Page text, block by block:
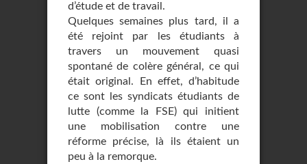
d’étude et de travail.
Quelques semaines plus tard, il a
été rejoint par les étudiants à
travers un mouvement quasi
spontané de colère général, ce qui
était original. En effet, d’habitude
ce sont les syndicats étudiants de
lutte (comme la FSE) qui initient
une mobilisation contre une
réforme précise, là ils étaient un
peu à la remorque.